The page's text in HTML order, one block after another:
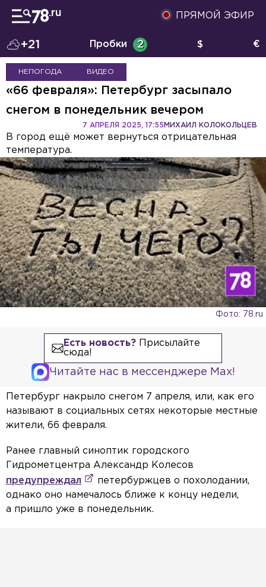
ПРЯМОЙ ЭФИР
+21 Пробки 2 $ €
НЕПОГОДА ВИДЕО
«66 февраля»: Петербург засыпало
снегом в понедельник вечером
МИХАИЛ КОЛОКОЛЬЦЕВ
7 АПРЕЛЯ 2025, 17:55
В город ещё может вернуться отрицательная
температура.
Фото: 78.ru
Есть новость?Присылайте
сюда!
Читайте нас в мессенджере Max!
Петербург накрыло снегом 7 апреля, или, как его
называют в социальных сетях некоторые местные
жители, 66 февраля.
Ранее главный синоптик городского
Гидрометцентра Александр Колесов
предупреждал
петербуржцев о похолодании,
однако оно намечалось ближе к концу недели,
а пришло уже в понедельник.